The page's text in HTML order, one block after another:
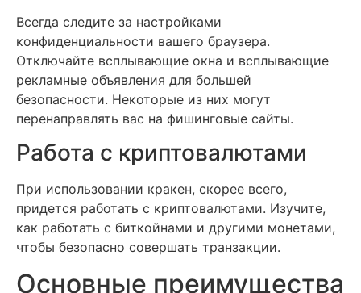
Всегда следите за настройками
конфиденциальности вашего браузера.
Отключайте всплывающие окна и всплывающие
рекламные объявления для большей
безопасности. Некоторые из них могут
перенаправлять вас на фишинговые сайты.
Работа с криптовалютами
При использовании кракен, скорее всего,
придется работать с криптовалютами. Изучите,
как работать с биткойнами и другими монетами,
чтобы безопасно совершать транзакции.
Основные преимущества